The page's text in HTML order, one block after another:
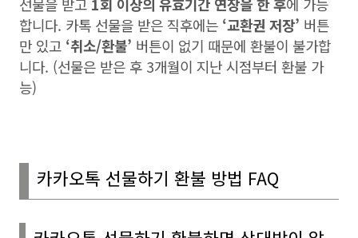
합니다. 카톡 선물을 받은 직후에는 ‘교환권 저장’ 버튼
만 있고 ‘취소/환불’ 버튼이 없기 때문에 환불이 불가합
니다. (선물은 받은 후 3개월이 지난 시점부터 환불 가
능)
카카오톡 선물하기 환불 방법 FAQ